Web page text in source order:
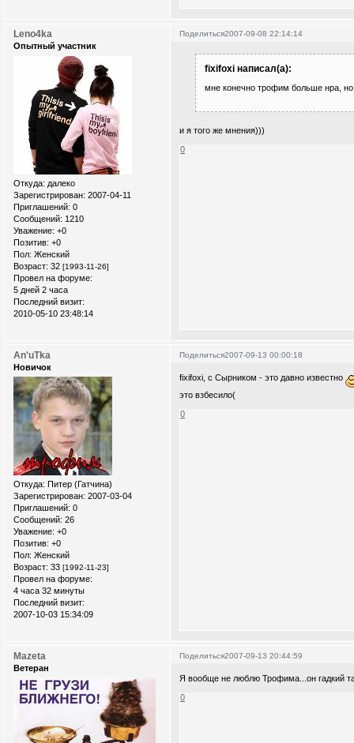
Поделиться2007-09-08 22:14:14
Leno4ka
Опытный участник
Откуда: далеко
Зарегистрирован: 2007-04-11
Приглашений: 0
Сообщений: 1210
Уважение: +0
Позитив: +0
Пол: Женский
Возраст: 32 [1993-11-26]
Провел на форуме:
5 дней 2 часа
Последний визит:
2010-05-10 23:48:14
fixifoxi написал(а):
мне конечно трофим больше нра,
и я того же мнения)))
0
Поделиться2007-09-13 00:00:18
An'uTka
Новичок
Откуда: Питер (Гатчина)
Зарегистрирован: 2007-03-04
Приглашений: 0
Сообщений: 26
Уважение: +0
Позитив: +0
Пол: Женский
Возраст: 33 [1992-11-23]
Провел на форуме:
4 часа 32 минуты
Последний визит:
2007-10-03 15:34:09
fixifoxi, с Сырником - это давно известно
это взбесило(
0
Поделиться2007-09-13 20:44:59
Mazeta
Ветеран
Я вообще не люблю Трофима...он гадкий
0